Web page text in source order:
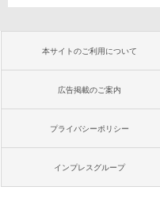
本サイトのご利用について
広告掲載のご案内
プライバシーポリシー
インプレスグループ